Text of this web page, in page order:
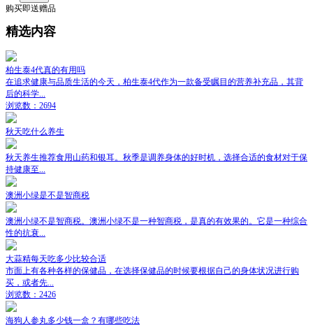
购买即送赠品
精选内容
柏生泰4代真的有用吗
在追求健康与品质生活的今天，柏生泰4代作为一款备受瞩目的营养补充品，其背
后的科学...
浏览数：2694
秋天吃什么养生
秋天养生推荐食用山药和银耳。秋季是调养身体的好时机，选择合适的食材对于保
持健康至...
澳洲小绿是不是智商税
澳洲小绿不是智商税。澳洲小绿不是一种智商税，是真的有效果的。它是一种综合
性的抗衰...
大蒜精每天吃多少比较合适
市面上有各种各样的保健品，在选择保健品的时候要根据自己的身体状况进行购
买，或者先...
浏览数：2426
海狗人参丸多少钱一盒？有哪些吃法